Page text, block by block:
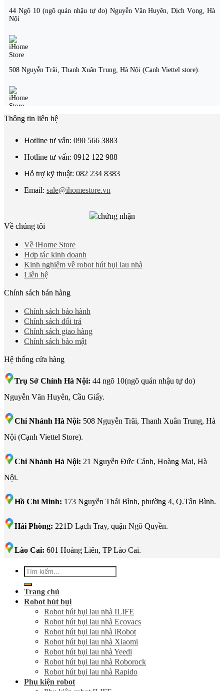
1.390.000₫.
44 Ngõ 10 (ngõ quán nhậu tự do) Nguyễn Văn Huyên, Dịch Vọng, Hà
Nội
508 Nguyễn Trãi, Thanh Xuân Trung, Hà Nội (Cạnh Viettel store).
21 Nguyễn Đức Cảnh, Hoàng Mai, Hà Nội.
221D Lạch Tray, Ngô Quyền, Hải Phòng
173 Nguyễn Thái Bình, Phường 4, Quận Tân Bình, Hồ Chí Minh
601 Hoàng Liên, TP Lào Cai
Thông tin liên hệ
Hotline tư vấn: 090 566 3883
Hotline tư vấn: 0912 122 988
Hỗ trợ kỹ thuật: 082 234 8383
Email: sale@ihomestore.vn
Về chúng tôi
Về iHome Store
Hợp tác kinh doanh
Kinh nghiệm về robot hút bụi lau nhà
Liên hệ
Chính sách bán hàng
Chính sách bảo hành
Chính sách đổi trả
Chính sách giao hàng
Chính sách bảo mật
Hệ thống cửa hàng
Trụ Sở Chính Hà Nội: 44 ngõ 10(ngõ quán nhậu tự do)
Nguyễn Văn Huyên, Cầu Giấy.
Chi Nhánh Hà Nội: 508 Nguyễn Trãi, Thanh Xuân Trung, Hà
Nội (Cạnh Viettel Store).
Chi Nhánh Hà Nội: 21 Nguyễn Đức Cảnh, Hoàng Mai, Hà
Nội.
Hồ Chí Minh: 173 Nguyễn Thái Bình, phường 4, Q.Tân Bình.
Hải Phòng: 221D Lạch Tray, quận Ngô Quyền.
Lào Cai: 601 Hoàng Liên, TP Lào Cai.
Tìm
kiếm:
Trang chủ
Robot hút bụi
Robot hút bụi lau nhà ILIFE
Robot hút bụi lau nhà Ecovacs
Robot hút bụi lau nhà iRobot
Robot hút bụi lau nhà Xiaomi
Robot hút bụi lau nhà Yeedi
Robot hút bụi lau nhà Roborock
Robot hút bụi lau nhà Rapido
Phụ kiện robot